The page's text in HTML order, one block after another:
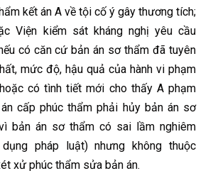
kết án A về tội cố ý gây thương tích;
Viện kiểm sát kháng nghị yêu cầu
có căn cứ bản án sơ thẩm đã tuyên
mức độ, hậu quả của hành vi phạm
có tình tiết mới cho thấy A phạm
cấp phúc thẩm phải hủy bản án sơ
bản án sơ thẩm có sai lầm nghiêm
pháp luật) nhưng không thuộc
xử phúc thẩm sửa bản án.